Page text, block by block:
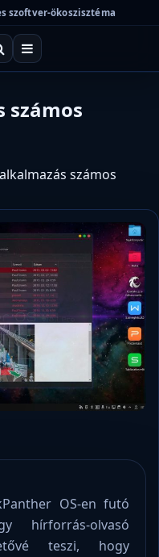
szoftver-ökoszisztéma
számos
számos
OS-en futó
hírforrás-olvasó
teszi, hogy